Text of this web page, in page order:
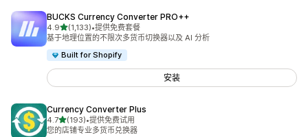
BUCKS Currency Converter PRO++
4.9星（满分 5 星）
(1,133)
总共 1133 条评论
•提供免费套餐
基于地理位置的不限次多货币切换器以及 AI 分析
Built for Shopify
安装
Currency Converter Plus
4.7星（满分 5 星）
(193)
总共 193 条评论
•提供免费试用
您的店铺专业多货币兑换器